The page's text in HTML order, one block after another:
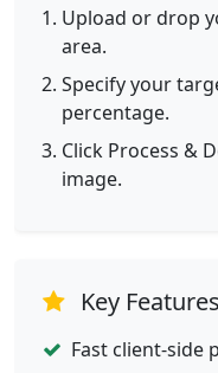
Upload or drop
area.
Specify your
percentage.
Click Process &
image.
Key Features
Fast client-side